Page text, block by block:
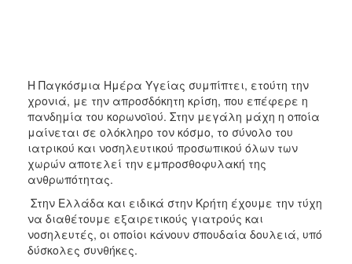
2011
2010
2006
ΤΟΠΟΣ
Η Παγκόσμια Ημέρα Υγείας συμπίπτει, ετούτη την
χρονιά, με την απροσδόκητη κρίση, που επέφερε η
πανδημία του κορωνοϊού. Στην μεγάλη μάχη η οποία
μαίνεται σε ολόκληρο τον κόσμο, το σύνολο του
ιατρικού και νοσηλευτικού προσωπικού όλων των
χωρών αποτελεί την εμπροσθοφυλακή της
ανθρωπότητας.
Στην Ελλάδα και ειδικά στην Κρήτη έχουμε την τύχη
να διαθέτουμε εξαιρετικούς γιατρούς και
νοσηλευτές, οι οποίοι κάνουν σπουδαία δουλειά, υπό
δύσκολες συνθήκες.